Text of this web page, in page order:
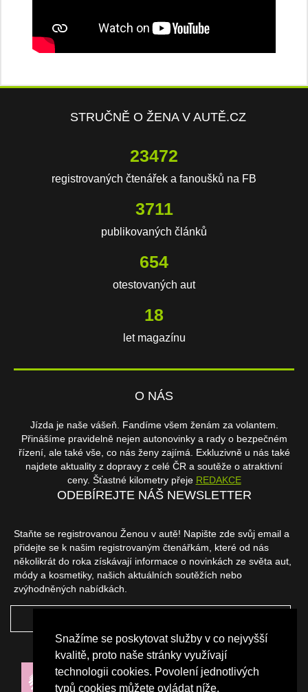
Snažíme se poskytovat služby v co nejvyšší
kvalitě, proto naše stránky využívají
technologii cookies. Povolení jednotlivých
typů cookies můžete ovládat níže.
STRUČNĚ O ŽENA V AUTĚ.CZ
23472
registrovaných čtenářek a fanoušků na FB
3711
publikovaných článků
654
otestovaných aut
18
let magazínu
O NÁS
Jízda je naše vášeň. Fandíme všem ženám za volantem.
Přinášíme pravidelně nejen autonovinky a rady o bezpečném
řízení, ale také vše, co nás ženy zajímá. Exkluzivně u nás také
najdete aktuality z dopravy z celé ČR a soutěže o atraktivní
ceny. Šťastné kilometry přeje REDAKCE
ODEBÍREJTE NÁŠ NEWSLETTER
Staňte se registrovanou Ženou v autě! Napište zde svůj email a
přidejte se k našim registrovaným čtenářkám, které od nás
několikrát do roka získávají informace o novinkách ze světa aut,
módy a kosmetiky, našich aktuálních soutěžích nebo
zvýhodněných nabídkách.
NAŠI PARTNEŘI